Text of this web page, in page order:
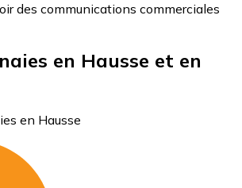
des communications commerciales
en Hausse et en
en Hausse